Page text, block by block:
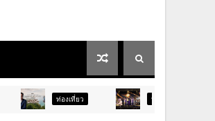
ท่องเที่ยว